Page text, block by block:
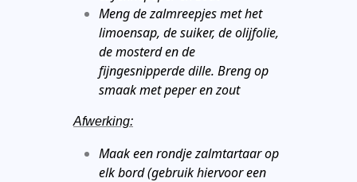
Meng de zalmreepjes met het
limoensap, de suiker, de olijfolie,
de mosterd en de
fijngesnipperde dille. Breng op
smaak met peper en zout
Afwerking:
Maak een rondje zalmtartaar op
elk bord (gebruik hiervoor een